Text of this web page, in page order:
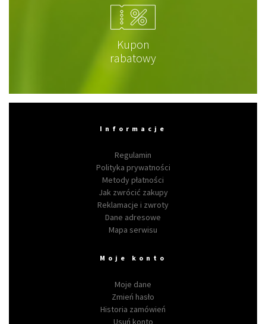
Kupon
rabatowy
Informacje
Regulamin
Polityka prywatności
Metody płatności
Jak zwrócić zakupy
Reklamacje i zwroty
Dane adresowe
Mapa serwisu
Moje konto
Moje dane
Zmień hasło
Historia zamówień
Usuń konto